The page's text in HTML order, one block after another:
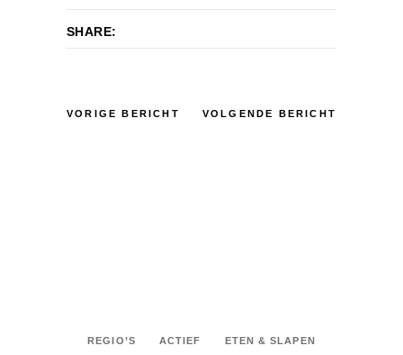
SHARE:
VORIGE BERICHT VOLGENDE BERICHT
REGIO’S ACTIEF ETEN & SLAPEN